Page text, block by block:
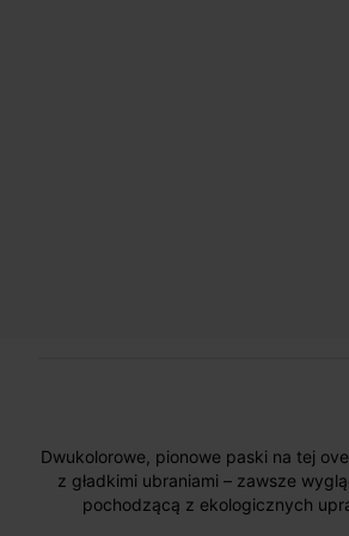
Dwukolorowe, pionowe paski na tej
z gładkimi ubraniami – zawsze
pochodzącą z ekologicznych